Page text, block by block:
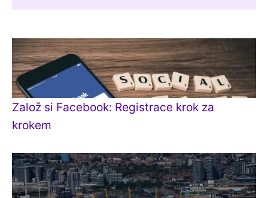
Založ si Facebook: Registrace krok za
krokem